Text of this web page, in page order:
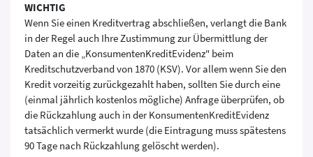
WICHTIG
Wenn Sie einen Kreditvertrag abschließen, verlangt die Bank
in der Regel auch Ihre Zustimmung zur Übermittlung der
Daten an die „KonsumentenKreditEvidenz" beim
Kreditschutzverband von 1870 (KSV). Vor allem wenn Sie den
Kredit vorzeitig zurückgezahlt haben, sollten Sie durch eine
(einmal jährlich kostenlos mögliche) Anfrage überprüfen, ob
die Rückzahlung auch in der KonsumentenKreditEvidenz
tatsächlich vermerkt wurde (die Eintragung muss spätestens
90 Tage nach Rückzahlung gelöscht werden).